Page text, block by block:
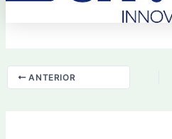
ANTERIOR